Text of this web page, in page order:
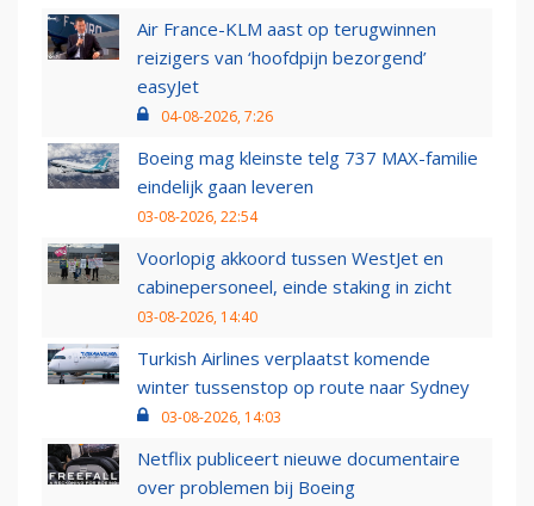
Air France-KLM aast op terugwinnen
reizigers van ‘hoofdpijn bezorgend’
easyJet
04-08-2026, 7:26
Boeing mag kleinste telg 737 MAX-familie
eindelijk gaan leveren
03-08-2026, 22:54
Voorlopig akkoord tussen WestJet en
cabinepersoneel, einde staking in zicht
03-08-2026, 14:40
Turkish Airlines verplaatst komende
winter tussenstop op route naar Sydney
03-08-2026, 14:03
Netflix publiceert nieuwe documentaire
over problemen bij Boeing